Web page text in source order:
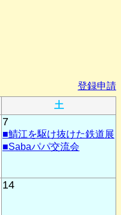
登録申請
土
7
■鯖江を駆け抜けた鉄道展
■Sabaパパ交流会
14